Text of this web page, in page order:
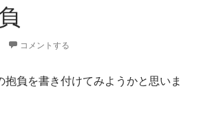
コメントする
抱負を書き付けてみようかと思いま